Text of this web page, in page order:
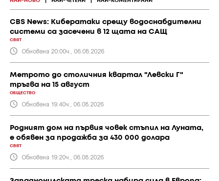
CBS News: Кибератаки срещу водоснабдителни
системи са засечени в 12 щата на САЩ
СВЯТ
Обновена 20:00ч., 06.08.2026
Метрото до столичния квартал "Левски Г"
тръгва на 15 август
ОБЩЕСТВО
Обновена 19:40ч., 06.08.2026
Родният дом на първия човек стъпил на Луната,
е обявен за продажба за 430 000 долара
СВЯТ
Обновена 19:20ч., 06.08.2026